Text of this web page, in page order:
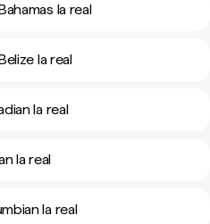
la real
la real
la real
la real
la real